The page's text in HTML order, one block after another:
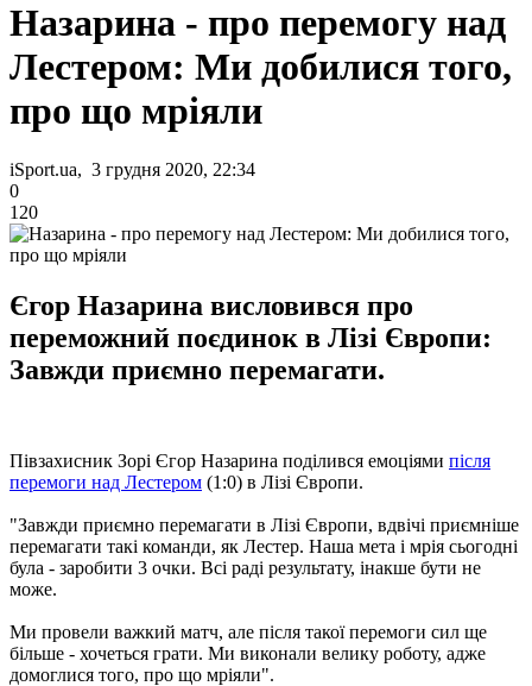
Назарина - про перемогу над
Лестером: Ми добилися того,
про що мріяли
iSport.ua, 3 грудня 2020, 22:34
0
120
Єгор Назарина висловився про
переможний поєдинок в Лізі Європи:
Завжди приємно перемагати.
Півзахисник Зорі Єгор Назарина поділився емоціями після
перемоги над Лестером (1:0) в Лізі Європи.
"Завжди приємно перемагати в Лізі Європи, вдвічі приємніше
перемагати такі команди, як Лестер. Наша мета і мрія сьогодні
була - заробити 3 очки. Всі раді результату, інакше бути не
може.
Ми провели важкий матч, але після такої перемоги сил ще
більше - хочеться грати. Ми виконали велику роботу, адже
домоглися того, про що мріяли".